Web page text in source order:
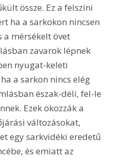
össze. Ez a felszíni
ha a sarkokon nincsen
a mérsékelt övet
zavarok lépnek
nyugat-keleti
a sarkon nincs elég
észak-déli, fel-le
Ezek okozzák a
változásokat,
egy sarkvidéki eredetű
és emiatt az